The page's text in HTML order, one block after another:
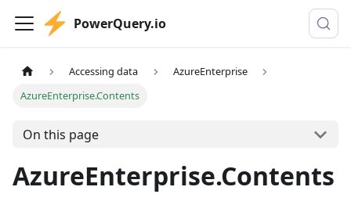
PowerQuery.io
Accessing data
AzureEnterprise
AzureEnterprise.Contents
On this page
AzureEnterprise.Contents